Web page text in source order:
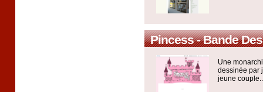
Pincess - Bande
Une
dessinée par
jeune couple..